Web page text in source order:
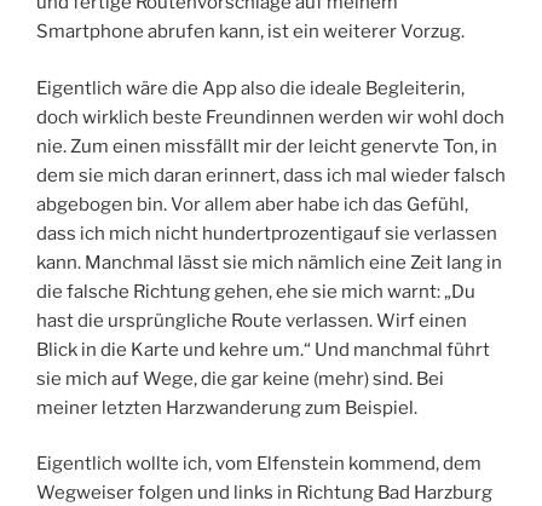
Smartphone abrufen kann, ist ein weiterer Vorzug.
Eigentlich wäre die App also die ideale Begleiterin,
doch wirklich beste Freundinnen werden wir wohl doch
nie. Zum einen missfällt mir der leicht genervte Ton, in
dem sie mich daran erinnert, dass ich mal wieder falsch
abgebogen bin. Vor allem aber habe ich das Gefühl,
dass ich mich nicht hundertprozentigauf sie verlassen
kann. Manchmal lässt sie mich nämlich eine Zeit lang in
die falsche Richtung gehen, ehe sie mich warnt: „Du
hast die ursprüngliche Route verlassen. Wirf einen
Blick in die Karte und kehre um.“ Und manchmal führt
sie mich auf Wege, die gar keine (mehr) sind. Bei
meiner letzten Harzwanderung zum Beispiel.
Eigentlich wollte ich, vom Elfenstein kommend, dem
Wegweiser folgen und links in Richtung Bad Harzburg